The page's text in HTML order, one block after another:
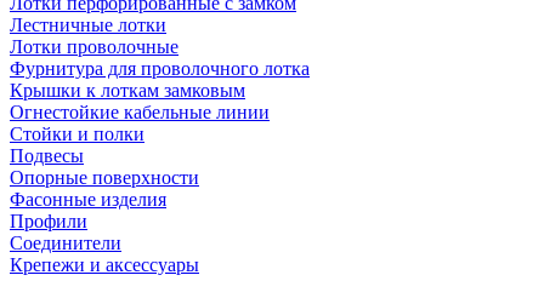
Лестничные лотки
Лотки проволочные
Фурнитура для проволочного лотка
Крышки к лоткам замковым
Огнестойкие кабельные линии
Стойки и полки
Подвесы
Опорные поверхности
Фасонные изделия
Профили
Соединители
Крепежи и аксессуары